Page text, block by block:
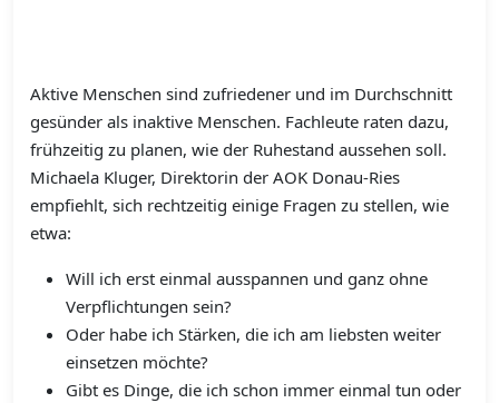
Aktive Menschen sind zufriedener und im Durchschnitt
gesünder als inaktive Menschen. Fachleute raten dazu,
frühzeitig zu planen, wie der Ruhestand aussehen soll.
Michaela Kluger, Direktorin der AOK Donau-Ries
empfiehlt, sich rechtzeitig einige Fragen zu stellen, wie
etwa:
Will ich erst einmal ausspannen und ganz ohne
Verpflichtungen sein?
Oder habe ich Stärken, die ich am liebsten weiter
einsetzen möchte?
Gibt es Dinge, die ich schon immer einmal tun oder